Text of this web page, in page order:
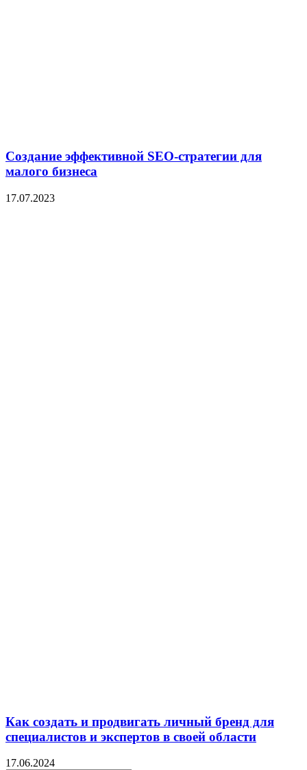
Создание эффективной SEO-стратегии для
малого бизнеса
17.07.2023
Как создать и продвигать личный бренд для
специалистов и экспертов в своей области
17.06.2024